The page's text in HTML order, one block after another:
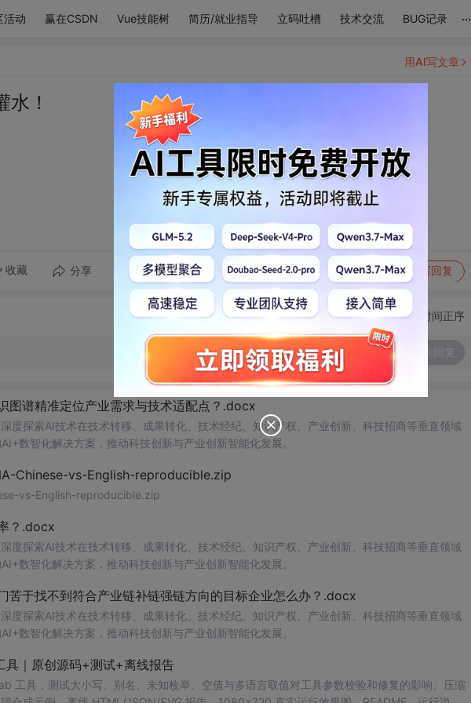
活动 赢在CSDN Vue技能树 简历/就业指导 立码吐槽 技术交流 BUG记录 ...
！
收藏 分享 转发到动态 举报 写回复
用AI写文章
切换为时间正序
图谱精准定位产业需求与技术适配点？.docx
度探索AI技术在技术转移、成果转化、技术经纪、知识产权、产业创新、科技招商等垂直领域
数智化解决方案，推动科技创新与产业创新智能化发展。
Chinese-vs-English-reproducible.zip
vs-English-reproducible.zip
？.docx
度探索AI技术在技术转移、成果转化、技术经纪、知识产权、产业创新、科技招商等垂直领域
数智化解决方案，推动科技创新与产业创新智能化发展。
苦于找不到符合产业链补链强链方向的目标企业怎么办？.docx
度探索AI技术在技术转移、成果转化、技术经纪、知识产权、产业创新、科技招商等垂直领域
数智化解决方案，推动科技创新与产业创新智能化发展。
具｜原创源码+测试+离线报告
工具，测试大小写、别名、未知枚举、空值与多语言取值对工具参数校验和修复的影响。压缩